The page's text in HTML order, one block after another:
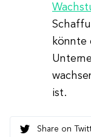
könnte
ist.
Share on